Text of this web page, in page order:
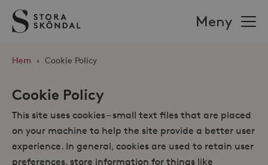
Stora
Sköndal
Meny
Hem › Cookie Policy
Cookie Policy
This site uses cookies – small text files that are placed
on your machine to help the site provide a better user
experience. In general, cookies are used to retain user
preferences, store information for things like